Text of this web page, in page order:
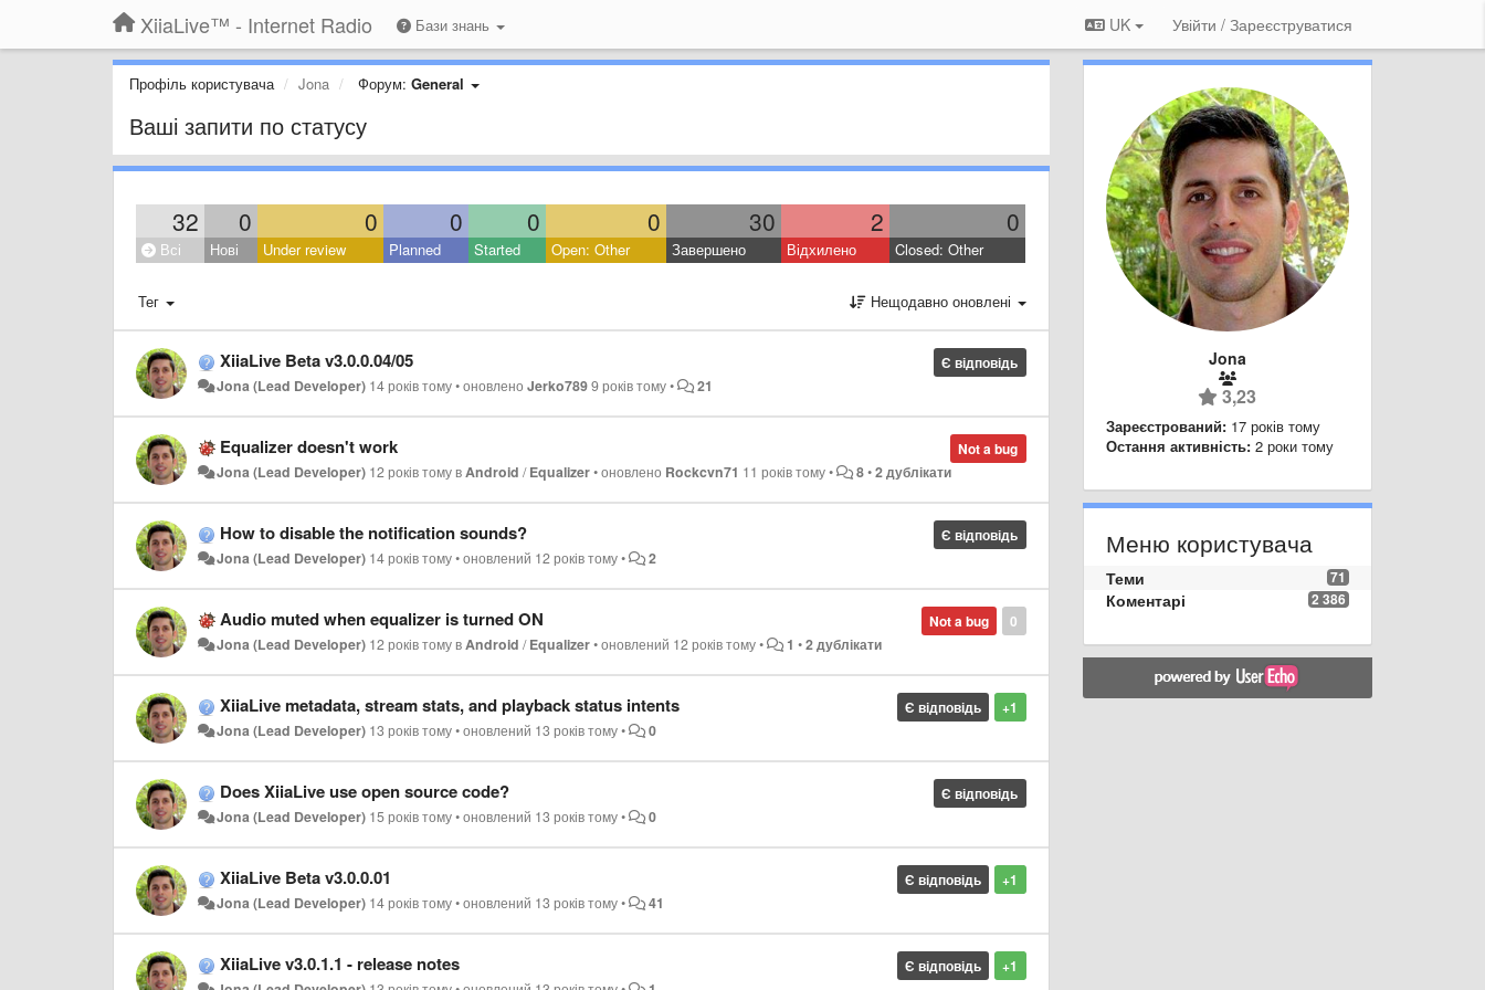
XiiaLive™ - Internet Radio Бази знань UK Увійти / Зареєструватися
Профіль користувача Jona Форум: General
Ваші запити по статусу
32 0 0 0 0 0 30 2 0
Всі Нові Under review Planned Started Open: Other Завершено Відхилено Closed: Other
Тег Нещодавно оновлені
Є відповідь
XiiaLive Beta v3.0.0.04/05
Jona (Lead Developer) 14 років тому•оновленоJerko7899 років тому• 21
Not a bug
Equalizer doesn't work
Jona (Lead Developer) 12 років томувAndroid /Equalizer•оновлено Rockcvn71 11 років тому• 8•2 дублікати
Є відповідь
How to disable the notification sounds?
Jona (Lead Developer) 14 років тому•оновлений 12 років тому• 2
0
Not a bug
Audio muted when equalizer is turned ON
Jona (Lead Developer) 12 років томувAndroid /Equalizer•оновлений 12 років тому• 1 •2 дублікати
+1
Є відповідь
XiiaLive metadata, stream stats, and playback status intents
Jona (Lead Developer) 13 років тому•оновлений 13 років тому• 0
Є відповідь
Does XiiaLive use open source code?
Jona (Lead Developer) 15 років тому•оновлений 13 років тому• 0
+1
Є відповідь
XiiaLive Beta v3.0.0.01
Jona (Lead Developer) 14 років тому•оновлений 13 років тому• 41
+1
Є відповідь
XiiaLive v3.0.1.1 - release notes
Jona
3,23
Зареєстрований: 17 років тому
Остання активність: 2 роки тому
Меню користувача
71
Теми
2 386
Коментарі